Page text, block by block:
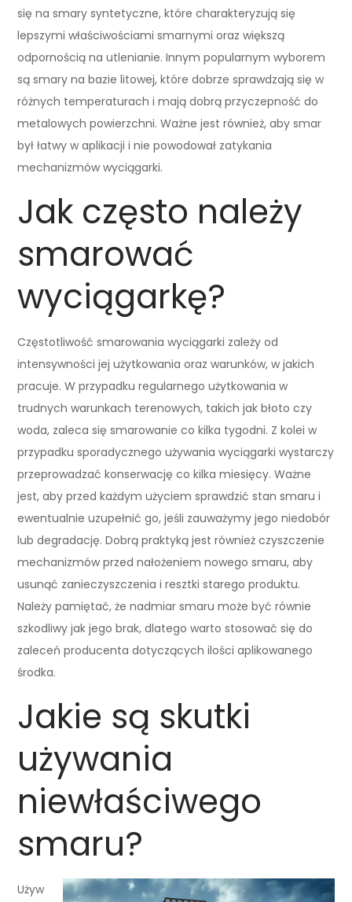
się na smary syntetyczne, które charakteryzują się
lepszymi właściwościami smarnymi oraz większą
odpornością na utlenianie. Innym popularnym wyborem
są smary na bazie litowej, które dobrze sprawdzają się w
różnych temperaturach i mają dobrą przyczepność do
metalowych powierzchni. Ważne jest również, aby smar
był łatwy w aplikacji i nie powodował zatykania
mechanizmów wyciągarki.
Jak często należy
smarować
wyciągarkę?
Częstotliwość smarowania wyciągarki zależy od
intensywności jej użytkowania oraz warunków, w jakich
pracuje. W przypadku regularnego użytkowania w
trudnych warunkach terenowych, takich jak błoto czy
woda, zaleca się smarowanie co kilka tygodni. Z kolei w
przypadku sporadycznego używania wyciągarki wystarczy
przeprowadzać konserwację co kilka miesięcy. Ważne
jest, aby przed każdym użyciem sprawdzić stan smaru i
ewentualnie uzupełnić go, jeśli zauważymy jego niedobór
lub degradację. Dobrą praktyką jest również czyszczenie
mechanizmów przed nałożeniem nowego smaru, aby
usunąć zanieczyszczenia i resztki starego produktu.
Należy pamiętać, że nadmiar smaru może być równie
szkodliwy jak jego brak, dlatego warto stosować się do
zaleceń producenta dotyczących ilości aplikowanego
środka.
Jakie są skutki
używania
niewłaściwego
smaru?
Używ